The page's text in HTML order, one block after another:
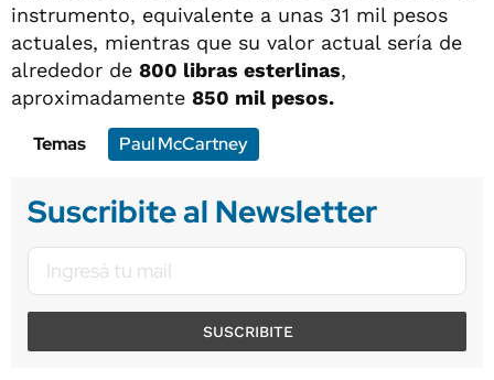
instrumento, equivalente a unas 31 mil pesos
actuales, mientras que su valor actual sería de
alrededor de 800 libras esterlinas,
aproximadamente 850 mil pesos.
Temas
Paul McCartney
Suscribite al Newsletter
SUSCRIBITE